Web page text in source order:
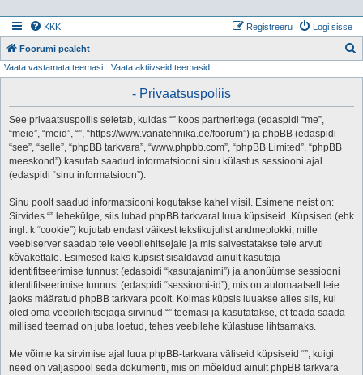
KKK Logi sisse
Registreeru
Foorumi pealeht
Vaata vastamata teemasi Vaata aktiivseid teemasid
- Privaatsuspoliis
See privaatsuspoliis seletab, kuidas “” koos partneritega (edaspidi “me”,
“meie”, “meid”, “”, “https://www.vanatehnika.ee/foorum”) ja phpBB (edaspidi
“see”, “selle”, “phpBB tarkvara”, “www.phpbb.com”, “phpBB Limited”, “phpBB
meeskond”) kasutab saadud informatsiooni sinu külastus sessiooni ajal
(edaspidi “sinu informatsioon”).
Sinu poolt saadud informatsiooni kogutakse kahel viisil. Esimene neist on:
Sirvides “” lehekülge, siis lubad phpBB tarkvaral luua küpsiseid. Küpsised (ehk
ingl. k “cookie”) kujutab endast väikest tekstikujulist andmeplokki, mille
veebiserver saadab teie veebilehitsejale ja mis salvestatakse teie arvuti
kõvakettale. Esimesed kaks küpsist sisaldavad ainult kasutaja
identifitseerimise tunnust (edaspidi “kasutajanimi”) ja anonüümse sessiooni
identifitseerimise tunnust (edaspidi “sessiooni-id”), mis on automaatselt teie
jaoks määratud phpBB tarkvara poolt. Kolmas küpsis luuakse alles siis, kui
oled oma veebilehitsejaga sirvinud “” teemasi ja kasutatakse, et teada saada
millised teemad on juba loetud, tehes veebilehe külastuse lihtsamaks.
Me võime ka sirvimise ajal luua phpBB-tarkvara väliseid küpsiseid “”, kuigi
need on väljaspool seda dokumenti, mis on mõeldud ainult phpBB tarkvara